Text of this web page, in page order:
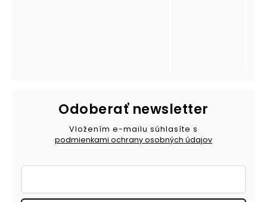
Odoberať newsletter
Vložením e-mailu súhlasíte s
podmienkami ochrany osobných údajov